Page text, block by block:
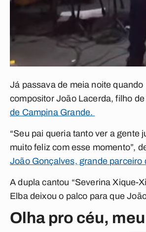
Já passava de meia noite
compositor João Lacerda, filho
de Campina Grande.
“Seu pai queria tanto ver a gente
muito feliz com esse momento”,
João Gonçalves, grande parceiro
A dupla cantou “Severina Xique-
Elba deixou o palco para que
Olha pro céu,